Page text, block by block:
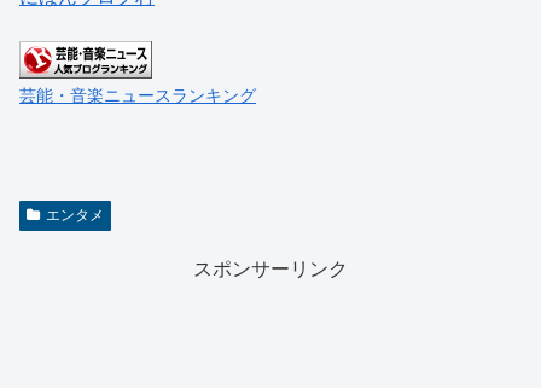
芸能・音楽ニュースランキング
エンタメ
スポンサーリンク